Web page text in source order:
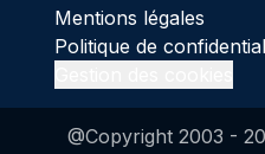
Mentions légales
Politique de
@Copyright 2003 -